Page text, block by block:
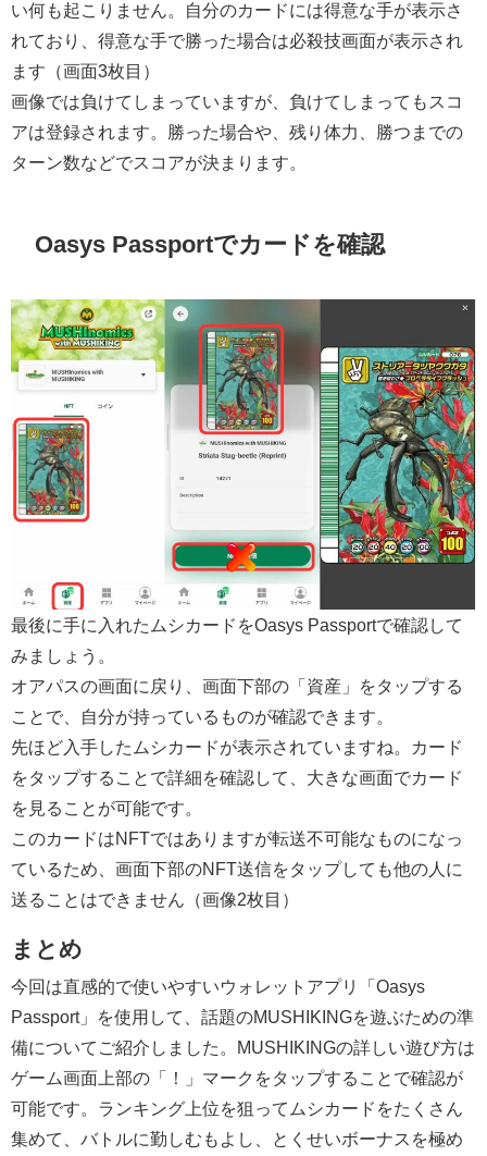
い何も起こりません。自分のカードには得意な手が表示さ
れており、得意な手で勝った場合は必殺技画面が表示され
ます（画面3枚目）
画像では負けてしまっていますが、負けてしまってもスコ
アは登録されます。勝った場合や、残り体力、勝つまでの
ターン数などでスコアが決まります。
Oasys Passportでカードを確認
最後に手に入れたムシカードをOasys Passportで確認して
みましょう。
オアパスの画面に戻り、画面下部の「資産」をタップする
ことで、自分が持っているものが確認できます。
先ほど入手したムシカードが表示されていますね。カード
をタップすることで詳細を確認して、大きな画面でカード
を見ることが可能です。
このカードはNFTではありますが転送不可能なものになっ
ているため、画面下部のNFT送信をタップしても他の人に
送ることはできません（画像2枚目）
まとめ
今回は直感的で使いやすいウォレットアプリ「Oasys
Passport」を使用して、話題のMUSHIKINGを遊ぶための準
備についてご紹介しました。MUSHIKINGの詳しい遊び方は
ゲーム画面上部の「！」マークをタップすることで確認が
可能です。ランキング上位を狙ってムシカードをたくさん
集めて、バトルに勤しむもよし、とくせいボーナスを極め